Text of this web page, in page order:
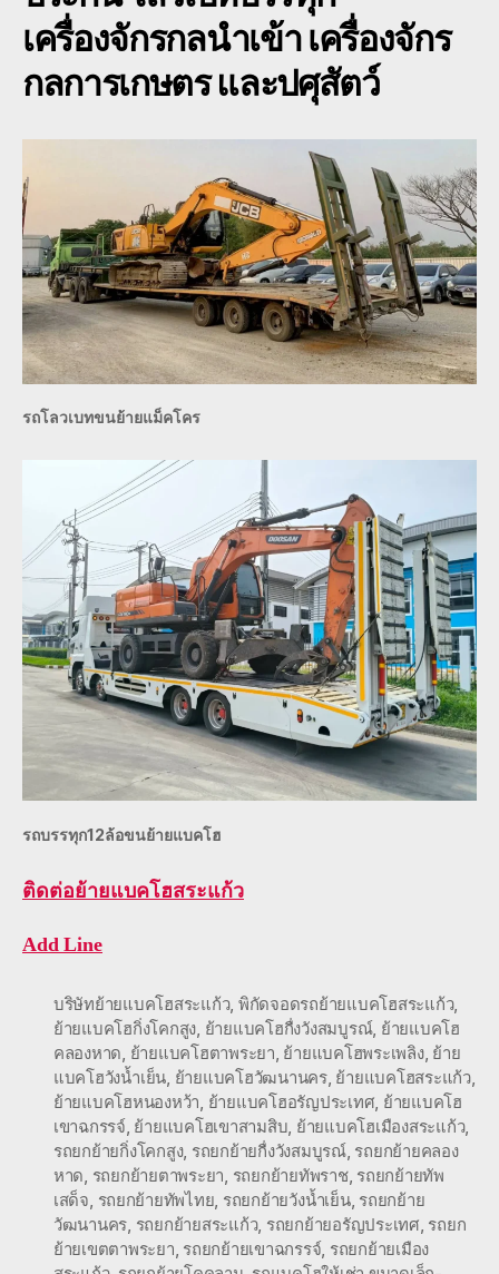
เครื่องจักรกลนำเข้า เครื่องจักร
กลการเกษตร และปศุสัตว์
รถโลวเบทขนย้ายแม็คโคร
รถบรรทุก12ล้อขนย้ายแบคโฮ
ติดต่อย้ายแบคโฮสระแก้ว
Add Line
บริษัทย้ายแบคโฮสระแก้ว, พิกัดจอดรถย้ายแบคโฮสระแก้ว,
ย้ายแบคโฮกิ่งโคกสูง, ย้ายแบคโฮกื่งวังสมบูรณ์, ย้ายแบคโฮ
คลองหาด, ย้ายแบคโฮตาพระยา, ย้ายแบคโฮพระเพลิง, ย้าย
แบคโฮวังน้ำเย็น, ย้ายแบคโฮวัฒนานคร, ย้ายแบคโฮสระแก้ว,
ย้ายแบคโฮหนองหว้า, ย้ายแบคโฮอรัญประเทศ, ย้ายแบคโฮ
เขาฉกรรจ์, ย้ายแบคโฮเขาสามสิบ, ย้ายแบคโฮเมืองสระแก้ว,
รถยกย้ายกิ่งโคกสูง, รถยกย้ายกื่งวังสมบูรณ์, รถยกย้ายคลอง
หาด, รถยกย้ายตาพระยา, รถยกย้ายทัพราช, รถยกย้ายทัพ
เสด็จ, รถยกย้ายทัพไทย, รถยกย้ายวังน้ำเย็น, รถยกย้าย
วัฒนานคร, รถยกย้ายสระแก้ว, รถยกย้ายอรัญประเทศ, รถยก
ย้ายเขตตาพระยา, รถยกย้ายเขาฉกรรจ์, รถยกย้ายเมือง